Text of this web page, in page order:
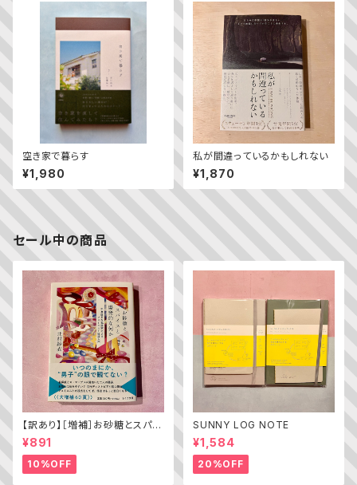
空き家で暮らす
¥1,980
私が間違っているかもしれない
¥1,870
セール中の商品
【訳あり】［増補］お砂糖とスパイ
スと爆発的な何か ——不真面
目な批評家によるフェミニスト批
評入門
¥891
10%OFF
SUNNY LOG NOTE
¥1,584
20%OFF